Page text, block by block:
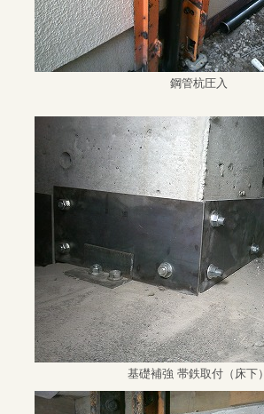
鋼管杭圧入
基礎補強 帯鉄取付（床下）